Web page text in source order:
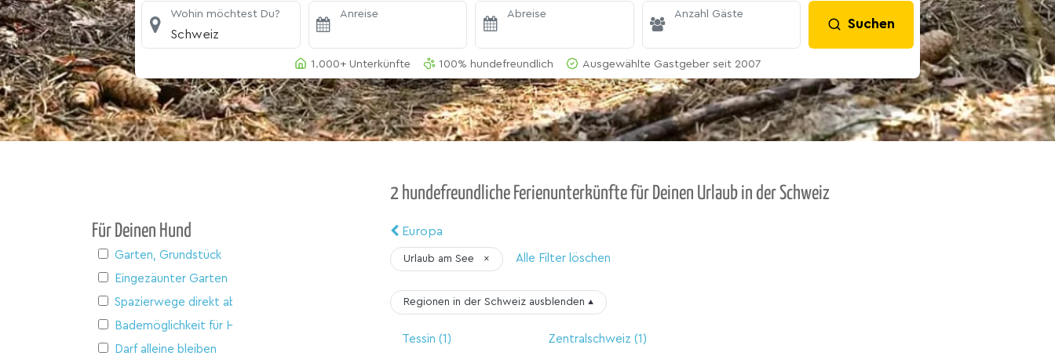
Wohin möchtest Du?
Schweiz
Anreise Abreise Anzahl Gäste
Suchen
1.000+ Unterkünfte 100% hundefreundlich Ausgewählte Gastgeber seit 2007
Für Deinen Hund
Garten, Grundstück
Eingezäunter Garten
Spazierwege direkt ab Haus
Bademöglichkeit für Hunde
Darf alleine bleiben
2 hundefreundliche Ferienunterkünfte für Deinen Urlaub in der Schweiz
Europa
Urlaub am See × Alle Filter löschen
Regionen in der Schweiz ausblenden ▴
Tessin (1) Zentralschweiz (1)